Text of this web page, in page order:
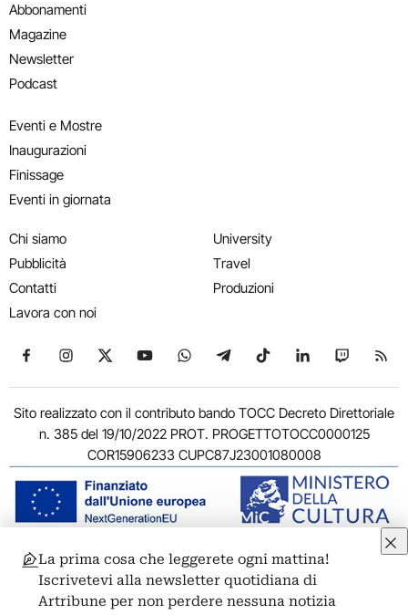
Abbonamenti
Magazine
Newsletter
Podcast
Eventi e Mostre
Inaugurazioni
Finissage
Eventi in giornata
Chi siamo
Pubblicità
Contatti
Lavora con noi
University
Travel
Produzioni
Seguici su Facebook
Seguici su Instagram
Seguici su X
Seguici su YouTube
Seguici su WhatsApp
Seguici su Telegram
Seguici su TikTok
Seguici su
Seguici
Sito realizzato con il contributo bando TOCC Decreto Direttoriale
n. 385 del 19/10/2022 PROT. PROGETTOTOCC0000125
COR15906233 CUPC87J23001080008
© 2011-2026 ARTRIBUNE srl – Corso Vittorio Emanuele II, 287 –
00186 Roma - P.I. 11381581005
Privacy: Responsabile della protezione dei dati personali
La prima cosa che leggerete ogni mattina!
Iscrivetevi alla newsletter quotidiana di
Artribune per non perdere nessuna notizia